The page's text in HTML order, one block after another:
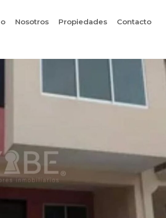
Nosotros Propiedades Contacto